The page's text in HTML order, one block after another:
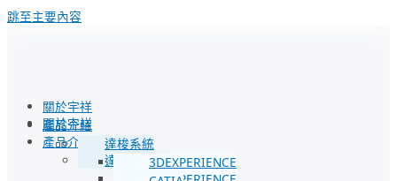
跳至主要內容
關於宇祥
產品介紹
達梭系統
關於宇祥
產品介紹
達梭系統
3DEXPERIENCE